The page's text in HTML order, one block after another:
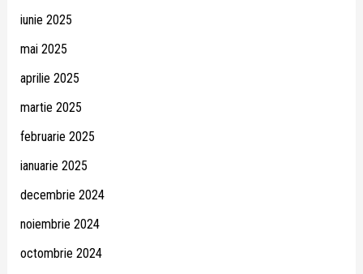
iunie 2025
mai 2025
aprilie 2025
martie 2025
februarie 2025
ianuarie 2025
decembrie 2024
noiembrie 2024
octombrie 2024